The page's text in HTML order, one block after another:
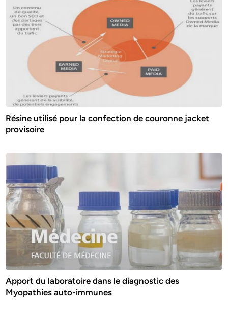
Résine utilisé pour la confection de couronne jacket
provisoire
Apport du laboratoire dans le diagnostic des
Myopathies auto-immunes